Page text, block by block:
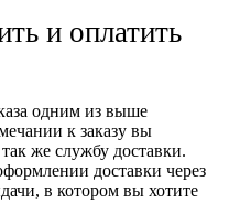
и оплатить
одним из выше
к заказу вы
же службу доставки.
доставки через
в котором вы хотите